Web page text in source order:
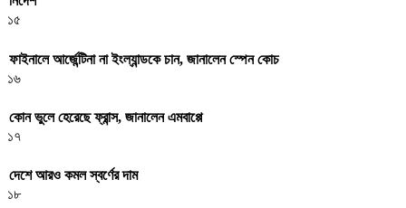
১৫
ফাইনালে আর্জেন্টিনা না ইংল্যান্ডকে চান, জানালেন স্পেন কোচ
১৬
কোন ভুলে হেরেছে ফ্রান্স, জানালেন এমবাপ্পে
১৭
দেশে আরও কমল স্বর্ণের দাম
১৮